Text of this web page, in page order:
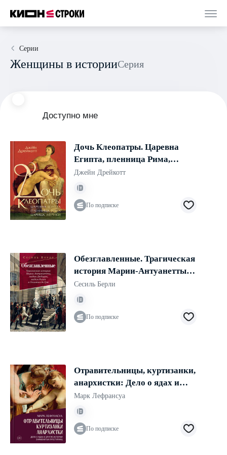
Серии
Женщины в истории Серия
Доступно мне
Дочь Клеопатры. Царевна
Египта, пленница Рима,
царица Африки
Джейн Дрейкотт
По подписке
Обезглавленные. Трагическая
история Марии-Антуанетты,
мадам Дюбарри, мадам Ролан
и Олимпии де Гуж
Сесиль Берли
По подписке
Отравительницы, куртизанки,
анархистки: Дело о ядах и
другие истории знаменитых
преступниц
Марк Лефрансуа
По подписке